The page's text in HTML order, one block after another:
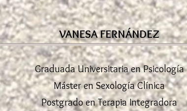
VANESA FERNÁNDEZ
Graduada Universitaria en Psicología
Máster en Sexología Clínica
Postgrado en Terapia Integradora